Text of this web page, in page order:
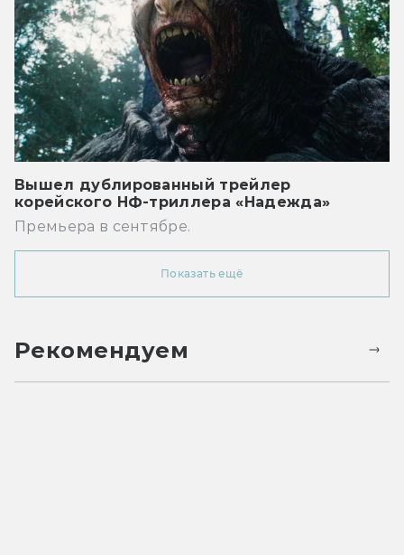
Вышел дублированный трейлер
корейского НФ-триллера «Надежда»
Премьера в сентябре.
Показать ещё
Рекомендуем